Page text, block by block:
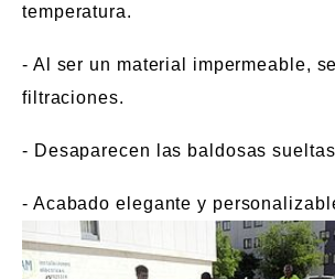
temperatura.
- Al ser un material impermeable,
filtraciones.
- Desaparecen las baldosas
- Acabado elegante y